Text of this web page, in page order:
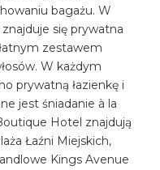
bagażu. W
się prywatna
zestawem
W każdym
prywatną łazienkę i
jest śniadanie à la
Hotel znajdują
Łaźni Miejskich,
Kings Avenue